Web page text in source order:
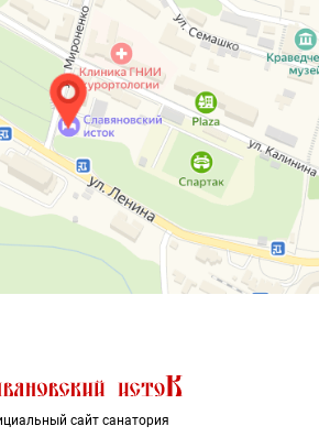
сайт санатория